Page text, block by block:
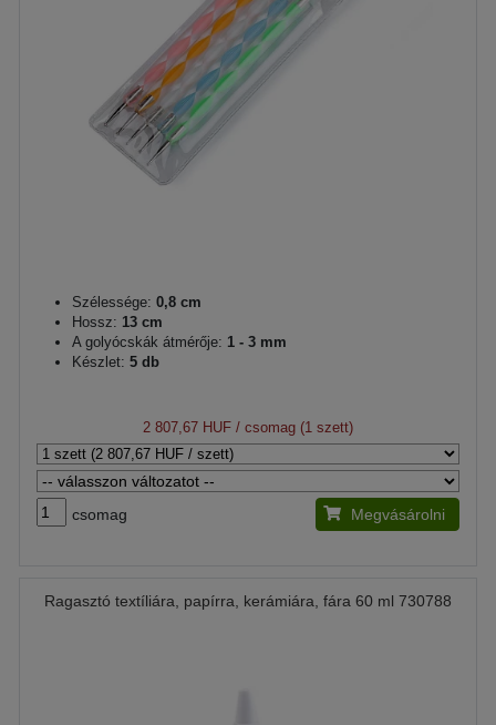
Szélessége: 0,8 cm
Hossz: 13 cm
A golyócskák átmérője: 1 - 3 mm
Készlet: 5 db
2 807,67 HUF / csomag (1 szett)
csomag Megvásárolni
Ragasztó textíliára, papírra, kerámiára, fára 60 ml 730788